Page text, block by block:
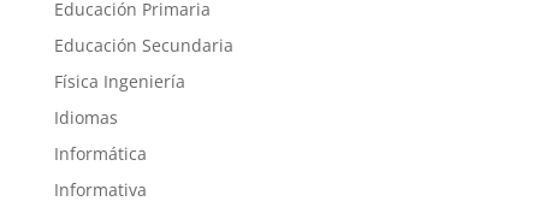
Educación Primaria
Educación Secundaria
Física Ingeniería
Idiomas
Informática
Informativa